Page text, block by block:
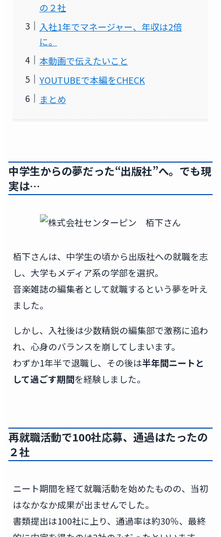
の２社
入社1年でマネージャー、年収は2倍
に。
本動画で伝えたいこと
YOUTUBEで本編をCHECK
まとめ
中学生からの夢だった“出版社”へ。でも現
実は…
栢下さんは、中学生の頃から出版社への就職を志
し、大学もメディア系の学部を選択。
音楽雑誌の編集者として就職するという夢を叶え
ました。
しかし、入社後は少数精鋭の編集部で激務に追わ
れ、心身のバランスを崩してしまいます。
わずか1年半で退職し、その後は半年間ニートと
して過ごす期間を経験しました。
再就職活動で100社応募、通過はたったの
２社
ニート期間を経て就職活動を始めたものの、当初
はなかなか成果が出ませんでした。
書類提出は100社に上り、通過率は約30％、最終